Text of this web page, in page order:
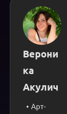
Верони
ка
Акулич
Арт-